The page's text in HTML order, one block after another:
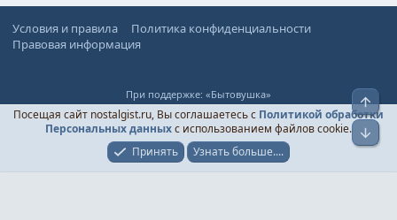
Условия и правила
Политика конфиденциальности
Правовая информация
При поддержке: «Бытовушка»
© Ностальгист, 2024-2026
Посещая сайт nostalgist.ru, Вы соглашаетесь с Политикой обработки
Персональных данныхс использованием файлов cookie.
Принять
Узнать больше....
Верх